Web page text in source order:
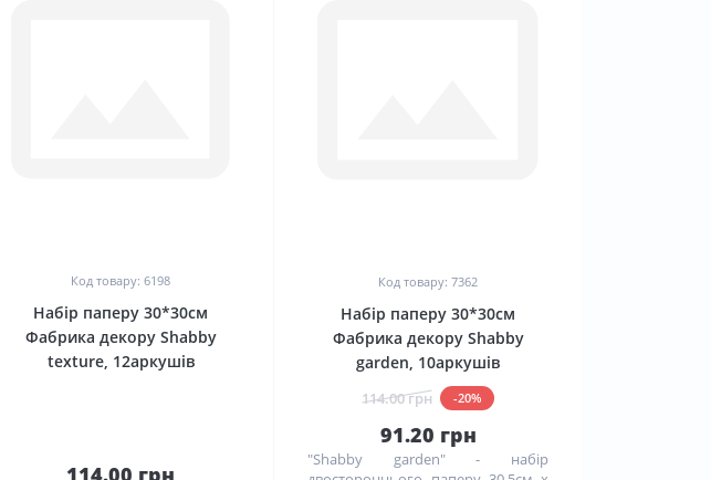
Код товару: 6198
Набір паперу 30*30см
Фабрика декору Shabby
texture, 12аркушів
Код товару: 7362
Набір паперу 30*30см
Фабрика декору Shabby
garden, 10аркушів
114.00 грн -20%
91.20 грн
"Shabby garden" - набір